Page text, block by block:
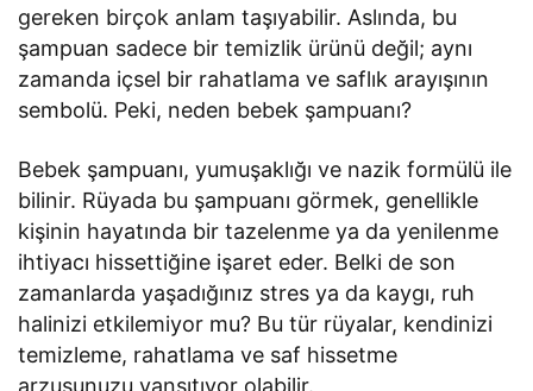
gereken birçok anlam taşıyabilir. Aslında, bu
şampuan sadece bir temizlik ürünü değil; aynı
zamanda içsel bir rahatlama ve saflık arayışının
sembolü. Peki, neden bebek şampuanı?
Bebek şampuanı, yumuşaklığı ve nazik formülü ile
bilinir. Rüyada bu şampuanı görmek, genellikle
kişinin hayatında bir tazelenme ya da yenilenme
ihtiyacı hissettiğine işaret eder. Belki de son
zamanlarda yaşadığınız stres ya da kaygı, ruh
halinizi etkilemiyor mu? Bu tür rüyalar, kendinizi
temizleme, rahatlama ve saf hissetme
arzusunuzu yansıtıyor olabilir.